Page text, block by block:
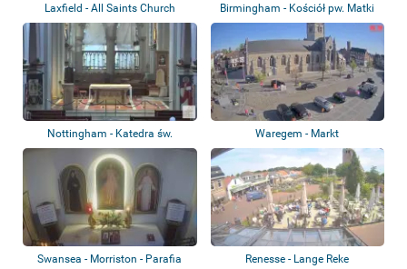
Laxfield - All Saints Church
Birmingham - Kościół pw. Matki
Bożej z L...
Nottingham - Katedra św.
Barnaby
Waregem - Markt
Swansea - Morriston - Parafia
Renesse - Lange Reke